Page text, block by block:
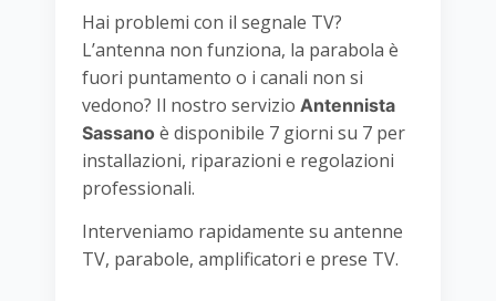
Hai problemi con il segnale TV?
L’antenna non funziona, la parabola è
fuori puntamento o i canali non si
vedono? Il nostro servizio Antennista
Sassano è disponibile 7 giorni su 7 per
installazioni, riparazioni e regolazioni
professionali.
Interveniamo rapidamente su antenne
TV, parabole, amplificatori e prese TV.